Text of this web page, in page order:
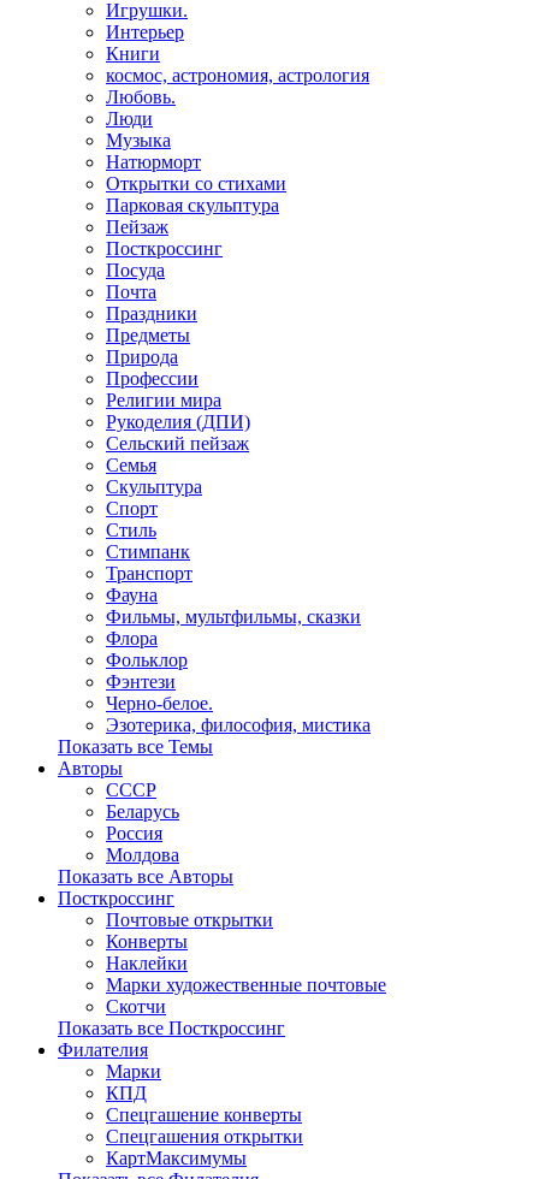
Игрушки.
Интерьер
Книги
космос, астрономия, астрология
Любовь.
Люди
Музыка
Натюрморт
Открытки со стихами
Парковая скульптура
Пейзаж
Посткроссинг
Посуда
Почта
Праздники
Предметы
Природа
Профессии
Религии мира
Рукоделия (ДПИ)
Сельский пейзаж
Семья
Скульптура
Спорт
Стиль
Стимпанк
Транспорт
Фауна
Фильмы, мультфильмы, сказки
Флора
Фольклор
Фэнтези
Черно-белое.
Эзотерика, философия, мистика
Показать все Темы
Авторы
СССР
Беларусь
Россия
Молдова
Показать все Авторы
Посткроссинг
Почтовые открытки
Конверты
Наклейки
Марки художественные почтовые
Скотчи
Показать все Посткроссинг
Филателия
Марки
КПД
Спецгашение конверты
Спецгашения открытки
КартМаксимумы